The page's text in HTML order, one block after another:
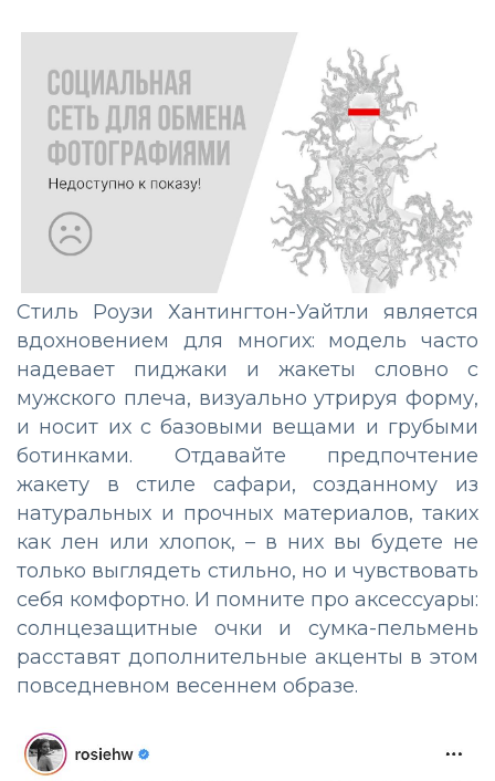
Стиль Роузи Хантингтон-Уайтли является
вдохновением для многих: модель часто
надевает пиджаки и жакеты словно с
мужского плеча, визуально утрируя форму,
и носит их с базовыми вещами и грубыми
ботинками. Отдавайте предпочтение
жакету в стиле сафари, созданному из
натуральных и прочных материалов, таких
как лен или хлопок, – в них вы будете не
только выглядеть стильно, но и чувствовать
себя комфортно. И помните про аксессуары:
солнцезащитные очки и сумка-пельмень
расставят дополнительные акценты в этом
повседневном весеннем образе.